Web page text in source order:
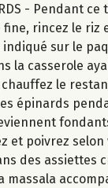
- Pendant ce
fine, rincez le riz
sur le
la casserole
chauffez le
épinards
et poivrez
des assiettes
massala